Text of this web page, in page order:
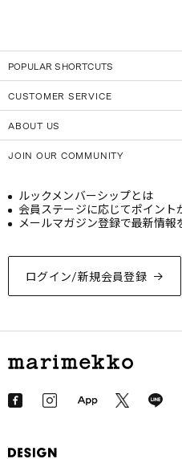
POPULAR SHORTCUTS
CUSTOMER SERVICE
ABOUT US
JOIN OUR COMMUNITY
ログイン/新規会員登録
ルックメンバーシップとは
会員ステージに応じてポイント
メールマガジン登録で最新情報